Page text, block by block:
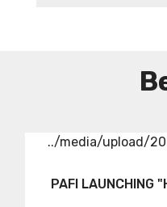
../media/upload/
PAFI LAUNCHING